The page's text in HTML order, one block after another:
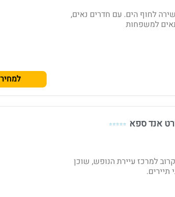
ישירה לחוף הים. עם חדרים נאים,
אנד ספא ⭐⭐⭐⭐⭐
למרכז עיירת הנופש, שוכן
תיירים.